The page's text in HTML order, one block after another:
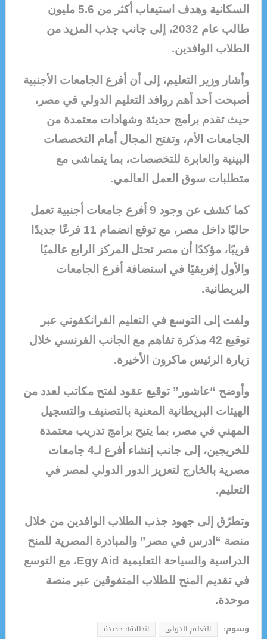
السكانية وهدف استيعاب أكثر من 5.6 مليون
طالب عام 2032، إلى جانب جذب المزيد من
الطلاب الوافدين.
وأشار وزير التعليم، إلى أن أفرع الجامعات الأجنبية
أصبحت أحد أهم روافد التعليم الدولي في مصر،
حيث تقدم برامج حديثة وشهادات معتمدة من
الجامعات الأم، وتفتح المجال أمام التخصصات
البينية والعابرة للتخصصات، بما يتماشى مع
متطلبات سوق العمل العالمي.
كما كشف عن وجود 9 أفرع جامعات أجنبية تعمل
حاليًا داخل مصر، مع توقع انضمام 11 فرعًا جديدًا
قريبًا، مؤكدًا أن مصر تحتل المركز الرابع عالميًا
والأول إفريقيًا في استضافة أفرع الجامعات
البريطانية.
ولفت إلى التوسع في التعليم الفرانكفوني عبر
توقيع 42 مذكرة تفاهم مع الجانب الفرنسي خلال
زيارة الرئيس ماكرون الأخيرة.
وأوضح “عاشور” توقيع عقود لفتح مكاتب لعدد من
الهيئات البريطانية المعنية بالتصنيف والتسجيل
المهني في مصر، بما يتيح برامج تدريب معتمدة
للخريجين، إلى جانب إنشاء أفرع لـ4 جامعات
مصرية بالخارج لتعزيز الدور الدولي لمصر في
التعليم.
وتطرّق إلى جهود جذب الطلاب الوافدين من خلال
منصة “ادرس في مصر” والمبادرة المصرية للمنح
الدراسية والسياحة التعليمية Egy Aid، مع التوسع
في تقديم المنح للطلاب المتفوقين عبر منصة
موحدة.
وسوم: التعليم الدولي انطلاقة جديدة